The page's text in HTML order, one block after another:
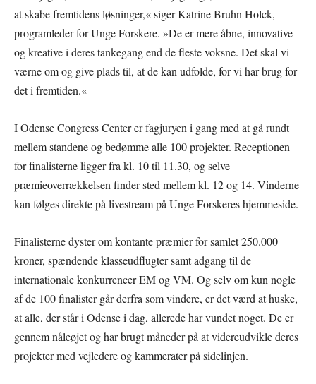
at skabe fremtidens løsninger,« siger Katrine Bruhn Holck,
programleder for Unge Forskere. »De er mere åbne, innovative
og kreative i deres tankegang end de fleste voksne. Det skal vi
værne om og give plads til, at de kan udfolde, for vi har brug for
det i fremtiden.«
I Odense Congress Center er fagjuryen i gang med at gå rundt
mellem standene og bedømme alle 100 projekter. Receptionen
for finalisterne ligger fra kl. 10 til 11.30, og selve
præmieoverrækkelsen finder sted mellem kl. 12 og 14. Vinderne
kan følges direkte på livestream på Unge Forskeres hjemmeside.
Finalisterne dyster om kontante præmier for samlet 250.000
kroner, spændende klasseudflugter samt adgang til de
internationale konkurrencer EM og VM. Og selv om kun nogle
af de 100 finalister går derfra som vindere, er det værd at huske,
at alle, der står i Odense i dag, allerede har vundet noget. De er
gennem nåleøjet og har brugt måneder på at videreudvikle deres
projekter med vejledere og kammerater på sidelinjen.